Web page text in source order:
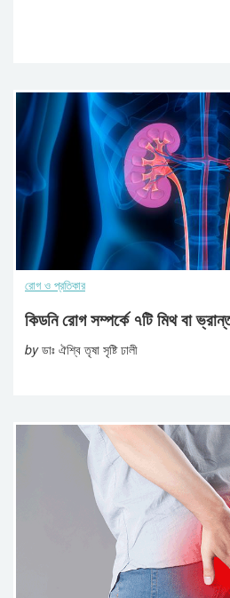
রোগ ও প্রতিকার
কিডনি রোগ সম্পর্কে ৭টি মিথ বা
byডাঃ ঐশ্বি তৃষা সৃষ্টি ঢালী